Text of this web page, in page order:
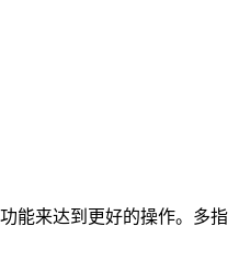
能来达到更好的操作。多指